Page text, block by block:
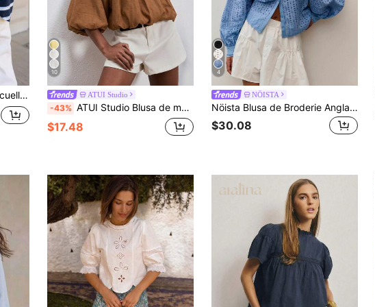
Top de mujer a rayas con cuello redondo y hombros caídos, lazo en la espalda, largo regular, opción ideal para comodidad y moda
10
ATUI Studio
-43% ATUI Studio Blusa de manga farol de unicolor elegante para uso diario de mujer
$17.48
4
NÖISTA
Nöista Blusa de Broderie Anglaise Rosa con Botones Delanteros. Otoño, Ropa de Oficina, Casual de Negocios, Estilo Diario.
$30.08